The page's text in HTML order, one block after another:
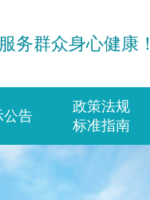
务群众身心健康！
公告
政策法规
标准指南